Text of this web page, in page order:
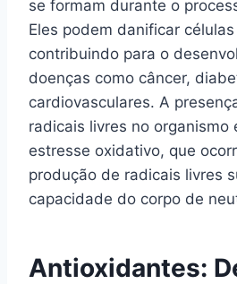
se formam durante o
Eles podem danificar
contribuindo para o
doenças como câncer,
cardiovasculares. A
radicais livres no organismo
estresse oxidativo, que
produção de radicais livres
capacidade do corpo de
Antioxidantes: